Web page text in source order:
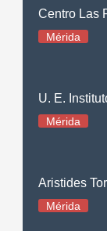
Centro Las
Mérida
U. E.
Mérida
Aristides
Mérida